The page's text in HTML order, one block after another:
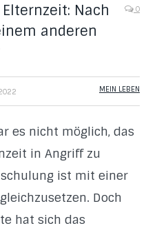
Nach
anderen
0
MEIN LEBEN
es nicht möglich, das
in Angriff zu
ist mit einer
Doch
hat sich das